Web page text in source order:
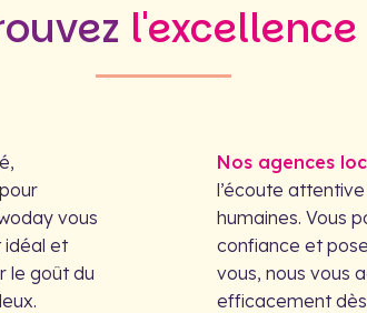
l'excellence
vous
idéal et
le goût du
Nos agences
l’écoute
humaines. Vous
confiance et
vous, nous vous
efficacement